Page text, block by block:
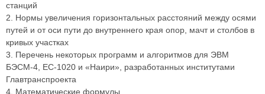
станций
2. Нормы увеличения горизонтальных расстояний между осями
путей и от оси пути до внутреннего края опор, мачт и столбов в
кривых участках
3. Перечень некоторых программ и алгоритмов для ЭВМ
БЭСМ-4, ЕС-1020 и «Наири», разработанных институтами
Главтранспроекта
4. Математические формулы